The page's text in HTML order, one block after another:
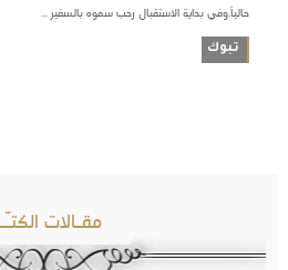
حالياً.وفي بداية الاستقبال رحب سموه بالسفير ...
تبوك
مقـالات